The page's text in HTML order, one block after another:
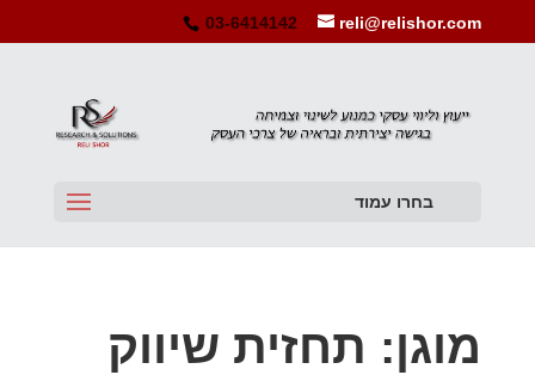
03-6414142 reli@relishor.com
בחרו עמוד
מוגן: תחזית שיווק